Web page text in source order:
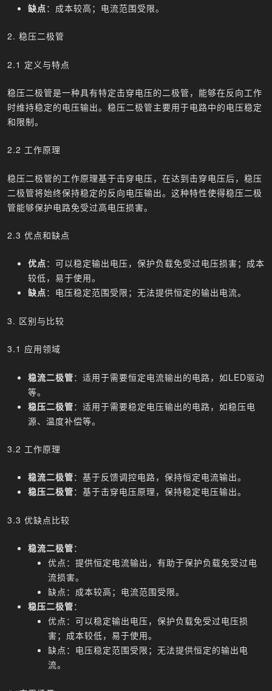
缺点：成本较高；电流范围受限。
2. 稳压二极管
2.1 定义与特点
稳压二极管是一种具有特定击穿电压的二极管，能够在反向工作
时维持稳定的电压输出。稳压二极管主要用于电路中的电压稳定
和限制。
2.2 工作原理
稳压二极管的工作原理基于击穿电压，在达到击穿电压后，稳压
二极管将始终保持稳定的反向电压输出。这种特性使得稳压二极
管能够保护电路免受过高电压损害。
2.3 优点和缺点
优点：可以稳定输出电压，保护负载免受过电压损害；成本
较低，易于使用。
缺点：电压稳定范围受限；无法提供恒定的输出电流。
3. 区别与比较
3.1 应用领域
稳流二极管：适用于需要恒定电流输出的电路，如LED驱动
等。
稳压二极管：适用于需要稳定电压输出的电路，如稳压电
源、温度补偿等。
3.2 工作原理
稳流二极管：基于反馈调控电路，保持恒定电流输出。
稳压二极管：基于击穿电压原理，保持稳定电压输出。
3.3 优缺点比较
稳流二极管：
优点：提供恒定电流输出，有助于保护负载免受过电
流损害。
缺点：成本较高；电流范围受限。
稳压二极管：
优点：可以稳定输出电压，保护负载免受过电压损
害；成本较低，易于使用。
缺点：电压稳定范围受限；无法提供恒定的输出电
流。